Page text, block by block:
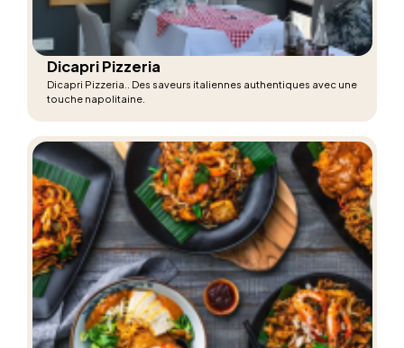
Dicapri Pizzeria
Dicapri Pizzeria.. Des saveurs italiennes authentiques avec une
touche napolitaine.